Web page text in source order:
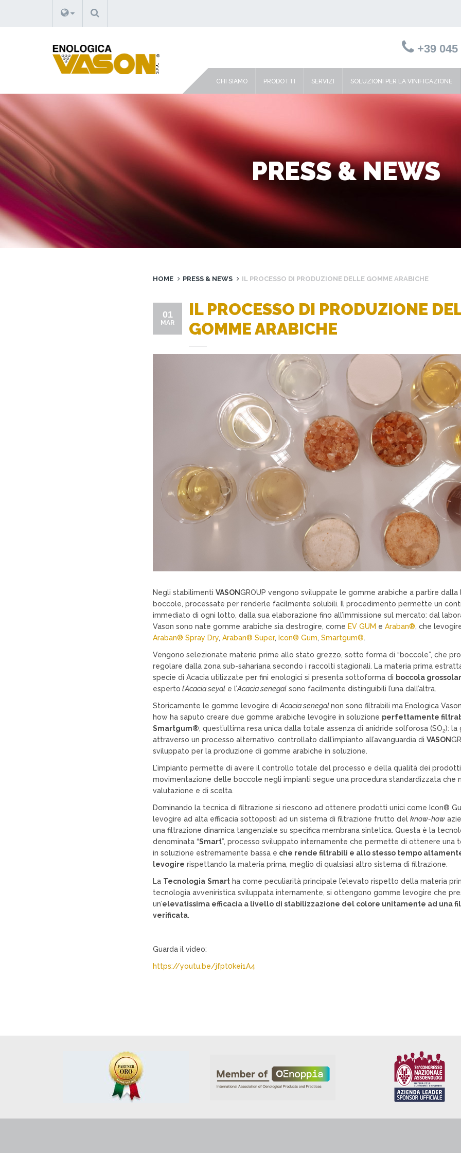
CERCA
+39
CHI SIAMO PRODOTTI SERVIZI SOLUZIONI PER LA VINIFICAZIONE
PRESS & NEWS
HOME PRESS & NEWS IL PROCESSO DI PRODUZIONE DELLE GOMME ARABICHE
01
MAR
IL PROCESSO DI PRODUZIONE
GOMME ARABICHE
Negli stabilimenti VASONGROUP vengono sviluppate le gomme arabiche a partire dalla
boccole, processate per renderle facilmente solubili. Il procedimento permette un
immediato di ogni lotto, dalla sua elaborazione fino all’immissione sul mercato: dal
Vason sono nate gomme arabiche sia destrogire, come EV GUM e Araban®, che
Araban® Spray Dry, Araban® Super, Icon® Gum, Smartgum®.
Vengono selezionate materie prime allo stato grezzo, sotto forma di “boccole”, che
regolare dalla zona sub-sahariana secondo i raccolti stagionali. La materia prima
specie di Acacia utilizzate per fini enologici si presenta sottoforma di boccola
esperto l’Acacia seyal e l’Acacia senegal sono facilmente distinguibili l’una dall’altra.
Storicamente le gomme levogire di Acacia senegalnon sono filtrabili ma Enologica
how ha saputo creare due gomme arabiche levogire in soluzione perfettamente
Smartgum®, quest’ultima resa unica dalla totale assenza di anidride solforosa (SO2): la
attraverso un processo alternativo, controllato dall’impianto all’avanguardia di VASON
sviluppato per la produzione di gomme arabiche in soluzione.
L’impianto permette di avere il controllo totale del processo e della qualità dei
movimentazione delle boccole negli impianti segue una procedura standardizzata che
valutazione e di scelta.
Dominando la tecnica di filtrazione si riescono ad ottenere prodotti unici come Icon®
levogire ad alta efficacia sottoposti ad un sistema di filtrazione frutto del know-how
una filtrazione dinamica tangenziale su specifica membrana sintetica. Questa è la
denominata “Smart”, processo sviluppato internamente che permette di ottenere una
in soluzione estremamente bassa e che rende filtrabili e allo stesso tempo
levogire rispettando la materia prima, meglio di qualsiasi altro sistema di filtrazione.
La Tecnologia Smart ha come peculiarità principale l’elevato rispetto della materia
tecnologia avveniristica sviluppata internamente, si ottengono gomme levogire che
un’elevatissima efficacia a livello di stabilizzazione del colore unitamente ad una
verificata.
Guarda il video:
https://youtu.be/jfpt0kei1A4